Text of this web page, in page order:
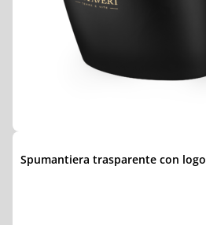
Spumantiera trasparente con logo